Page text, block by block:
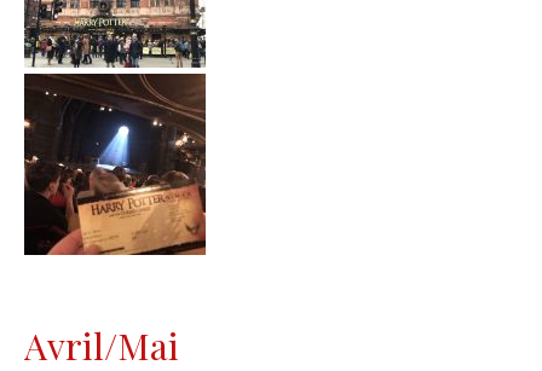
Avril/Mai